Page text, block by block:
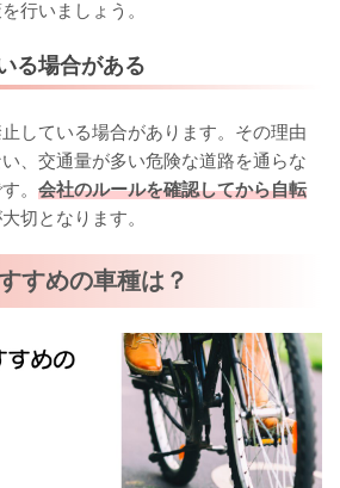
行いましょう。
る場合がある
している場合があります。その理由
、交通量が多い危険な道路を通らな
。 会社のルールを確認してから自転
切となります。
すめの車種は？